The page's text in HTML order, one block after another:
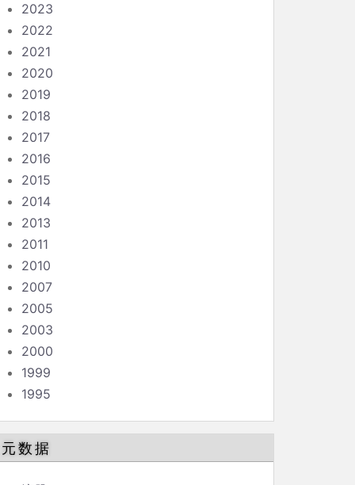
2023
2022
2021
2020
2019
2018
2017
2016
2015
2014
2013
2011
2010
2007
2005
2003
2000
1999
1995
元数据